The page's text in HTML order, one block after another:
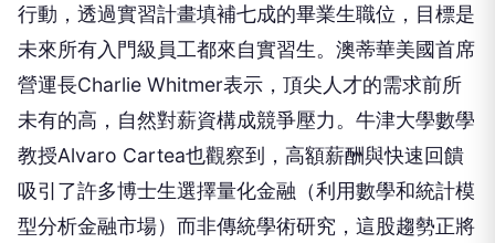
行動，透過實習計畫填補七成的畢業生職位，目標是
未來所有入門級員工都來自實習生。澳蒂華美國首席
營運長Charlie Whitmer表示，頂尖人才的需求前所
未有的高，自然對薪資構成競爭壓力。牛津大學數學
教授Alvaro Cartea也觀察到，高額薪酬與快速回饋
吸引了許多博士生選擇量化金融（利用數學和統計模
型分析金融市場）而非傳統學術研究，這股趨勢正將